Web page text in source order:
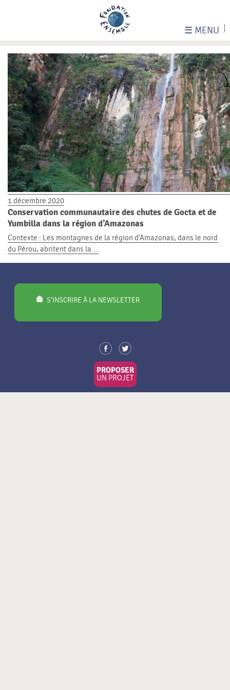
☰ MENU
1 décembre 2020
Conservation communautaire des chutes de Gocta et de
Yumbilla dans la région d’Amazonas
Contexte : Les montagnes de la région d’Amazonas, dans le nord
du Pérou, abritent dans la ...
S’INSCRIRE À LA NEWSLETTER
PROPOSER
UN PROJET